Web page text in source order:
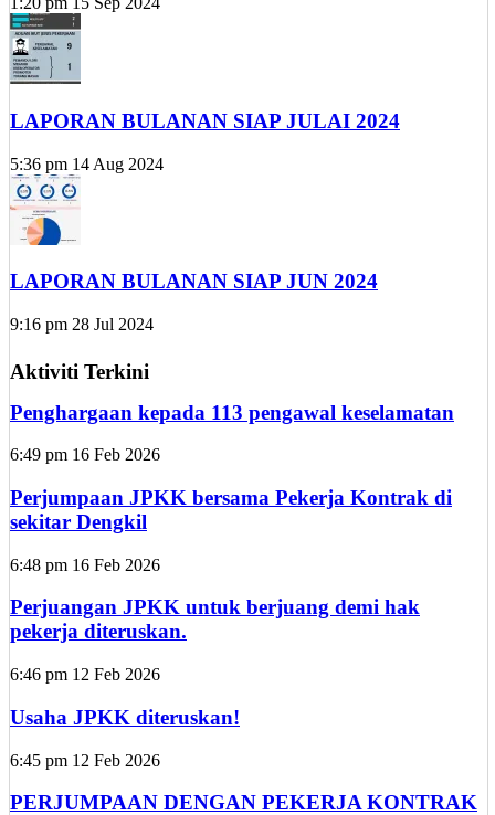
LAPORAN BULANAN SIAP JULAI 2024
5:36 pm 14 Aug 2024
LAPORAN BULANAN SIAP JUN 2024
9:16 pm 28 Jul 2024
Aktiviti Terkini
Penghargaan kepada 113 pengawal keselamatan
6:49 pm 16 Feb 2026
Perjumpaan JPKK bersama Pekerja Kontrak di
sekitar Dengkil
6:48 pm 16 Feb 2026
Perjuangan JPKK untuk berjuang demi hak
pekerja diteruskan.
6:46 pm 12 Feb 2026
Usaha JPKK diteruskan!
6:45 pm 12 Feb 2026
PERJUMPAAN DENGAN PEKERJA KONTRAK